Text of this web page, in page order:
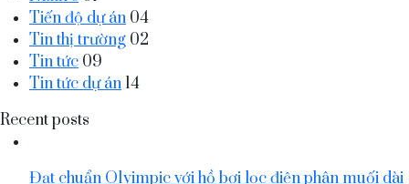
Tiến độ dự án 04
Tin thị trường 02
Tin tức 09
Tin tức dự án 14
Recent posts
Đạt chuẩn Olyimpic với hồ bơi lọc điện phân muối dài